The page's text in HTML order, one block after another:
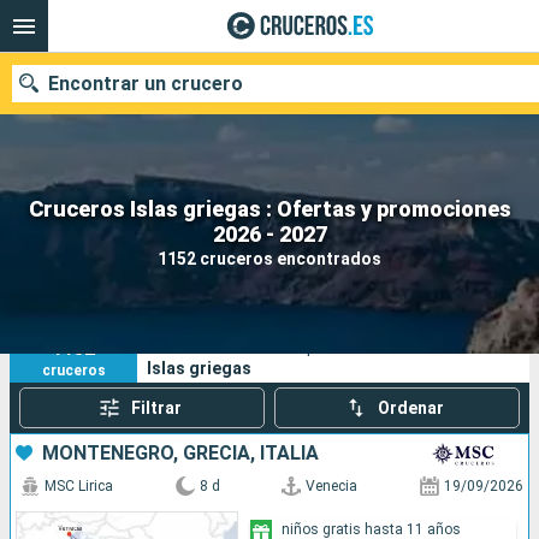
Cruceros Islas griegas : Ofertas y promociones
2026 - 2027
1152 cruceros encontrados
Encontrar un crucero
Nuestros destinos
Fecha de salida
Buscar
1152
cruceros
Islas griegas
Filtrar Ordenar
MONTENEGRO, GRECIA, ITALIA
MSC Lirica 8 d Venecia 19/09/2026
niños gratis hasta 11 años